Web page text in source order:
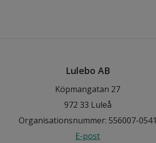
Lulebo AB
Köpmangatan 27
972 33 Luleå
Organisationsnummer: 556007-0541
E-post